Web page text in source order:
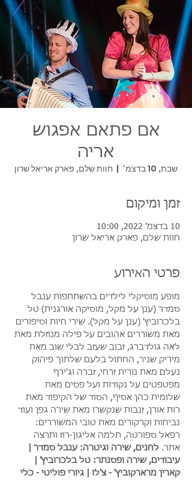
אם פתאם אפגוש
אריה
שבת, 10 בדצמ׳
  |
חוות שלם, פארק אריאל שרון
זמן ומיקום
10 בדצמ׳ 2022, 10:00
חוות שלם, פארק אריאל שרון
פרטי האירוע
מופע מוסיקלי לילדים בהשתתפות ענבל
סמדר (ענן על מקל, מוסיקה אורגנית) טל
בלכרוביץ' (ענן על מקל). שירי חיות וסיפורים
מאת משוררים אהובים על פילה מנוזלת מאת
לאה גולדברג, זבוב שעזב לבלי שוב מאת
מיריק שניר, החתול בלעם שלתוך פיהוק
נעלם מאת נורית זרחי, זברה וג'ירף
מפטפטים על נקודות ועל פסים מאת
שלומית כהן אסיף, הסוד של הקיפוד מאת
רות אורן, זנבות שנקשרו מאת שירה גפן ועוד
נביחות וקרקורים מאת טובי המשוררים:
רפאל ספורטה, תלמה אליגון-רוז ותרצה
אתר. לחנים, שירה וגיטרה: ענבל סמדר |
עיבודים, שירה ופסנתר: טל בלכרוביץ׳ |
קארין מרארקוביץ' - צ'לו | גיורי פוליטי - כלי